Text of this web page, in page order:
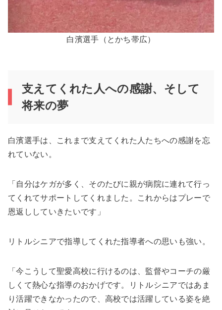
白濱選手（とかち帯広）
支えてくれた人への感謝、そして
将来の夢
白濱選手は、これまで支えてくれた人たちへの感謝を忘
れていない。
「自分はケガが多く、そのたびに親が病院に連れて行っ
てくれてサポートしてくれました。これからはプレーで
恩返ししていきたいです」
リトルシニアで指導してくれた指導者への思いも強い。
「今こうして聖愛高校に行けるのは、監督やコーチの厳
しくて熱心な指導のおかげです。リトルシニアではあま
り活躍できなかったので、高校では活躍している姿を絶